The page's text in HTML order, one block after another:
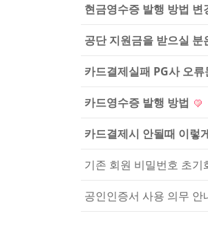
현금영수증 발행 방법 변
공단 지원금을 받으실 분
카드결제실패 PG사 오
카드영수증 발행 방법
카드결제시 안될때 이렇
기존 회원 비밀번호 초기
공인인증서 사용 의무 안